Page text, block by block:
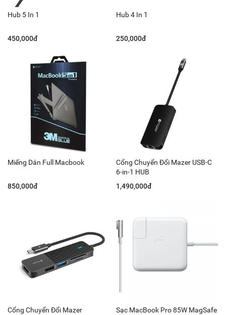
Hub 5 In 1
450,000đ
Hub 4 In 1
250,000đ
Miếng Dán Full Macbook
850,000đ
Cổng Chuyển Đổi Mazer USB-C
6-in-1 HUB
1,490,000đ
Cổng Chuyển Đổi Mazer
Sạc MacBook Pro 85W MagSafe